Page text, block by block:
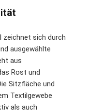
zeichnet sich durch
ausgewählte
aus
Rost und
Sitzfläche und
Textilgewebe
als auch